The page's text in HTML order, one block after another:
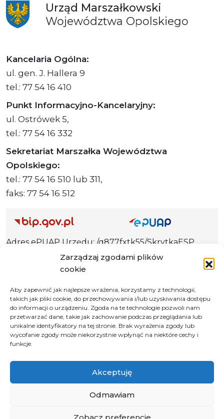
Zarządzaj zgodami plików
cookie
Aby zapewnić jak najlepsze wrażenia, korzystamy z technologii,
takich jak pliki cookie, do przechowywania i/lub uzyskiwania dostępu
do informacji o urządzeniu. Zgoda na te technologie pozwoli nam
przetwarzać dane, takie jak zachowanie podczas przeglądania lub
unikalne identyfikatory na tej stronie. Brak wyrażenia zgody lub
wycofanie zgody może niekorzystnie wpłynąć na niektóre cechy i
funkcje.
Akceptuję
Odmawiam
Zobacz preferencje
Urząd Marszałkowski
Województwa Opolskiego
Kancelaria Ogólna:
ul. gen. J. Hallera 9
tel.: 77 54 16 410
Punkt Informacyjno-Kancelaryjny:
ul. Ostrówek 5,
tel.: 77 54 16 332
Sekretariat Marszałka Województwa
Opolskiego:
tel.: 77 54 16 510 lub 311,
faks: 77 54 16 512
Adres ePUAP Urzędu: /q877fxtk55/SkrytkaESP
Adres do e-Doręczeń
Urzędu: AE:PL-66703-73759-IGTUV-14
Polityka prywatności
Klauzula informacyjna RODO
Deklaracja dostępności
© 2026 Samorząd Województwa Opolskiego